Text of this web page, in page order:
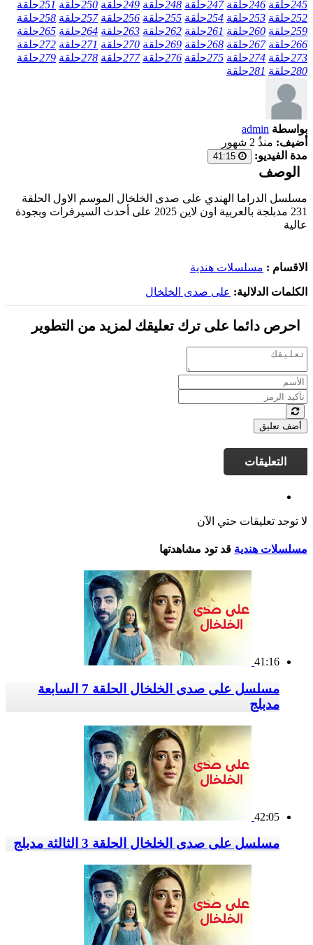
245حلقة 246حلقة 247حلقة 248حلقة 249حلقة 250حلقة 251حلقة
252حلقة 253حلقة 254حلقة 255حلقة 256حلقة 257حلقة 258حلقة
259حلقة 260حلقة 261حلقة 262حلقة 263حلقة 264حلقة 265حلقة
266حلقة 267حلقة 268حلقة 269حلقة 270حلقة 271حلقة 272حلقة
273حلقة 274حلقة 275حلقة 276حلقة 277حلقة 278حلقة 279حلقة
280حلقة 281حلقة
بواسطة admin
أضيف: منذُ 2 شهور
مدة الفيديو:
الوصف
مسلسل الدراما الهندي على صدى الخلخال الموسم الاول الحلقة
231 مدبلجة بالعربية اون لاين 2025 على أحدث السيرفرات وبجودة
عالية
الاقسام : مسلسلات هندية
الكلمات الدلالية: على صدى الخلخال
احرص دائما على ترك تعليقك لمزيد من التطوير
أضف تعليق
التعليقات
لا توجد تعليقات حتي الآن
مسلسلات هندية قد تود مشاهدتها
41:16
مسلسل على صدى الخلخال الحلقة 7 السابعة
مدبلج
42:05
مسلسل على صدى الخلخال الحلقة 3 الثالثة مدبلج